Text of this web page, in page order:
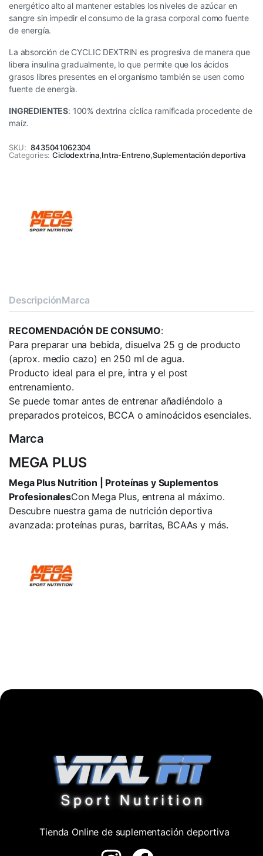
energético alto al mantener estables los niveles de azúcar en
sangre sin impedir el consumo de la grasa corporal como fuente
de energía.
La absorción de CYCLIC DEXTRIN es progresiva de manera que
libera insulina gradualmente, lo que permite que los ácidos
grasos libres presentes en el organismo también se usen como
fuente de energía.
INGREDIENTES: 100% dextrina cíclica ramificada procedente de
maíz.
SKU: 8435041062304
Categories: Ciclodextrina,Intra-Entreno,Suplementación deportiva
DescripciónMarca
RECOMENDACIÓN DE CONSUMO:
Para preparar una bebida, disuelva 25 g de producto
(aprox. medio cazo) en 250 ml de agua.
Producto ideal para el pre, intra y el post
entrenamiento.
Se puede tomar antes de entrenar añadiéndolo a
preparados proteicos, BCCA o aminoácidos esenciales.
Marca
MEGA PLUS
Mega Plus Nutrition | Proteínas y Suplementos
ProfesionalesCon Mega Plus, entrena al máximo.
Descubre nuestra gama de nutrición deportiva
avanzada: proteínas puras, barritas, BCAAs y más.
Tienda Online de suplementación deportiva